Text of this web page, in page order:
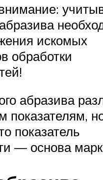
искомых
обработки
абразива
показателям,
показатель
— основа